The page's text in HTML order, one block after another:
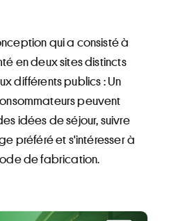
qui a consisté à
en deux sites distincts
différents publics : Un
peuvent
idées de séjour, suivre
préféré et s'intéresser à
de fabrication.